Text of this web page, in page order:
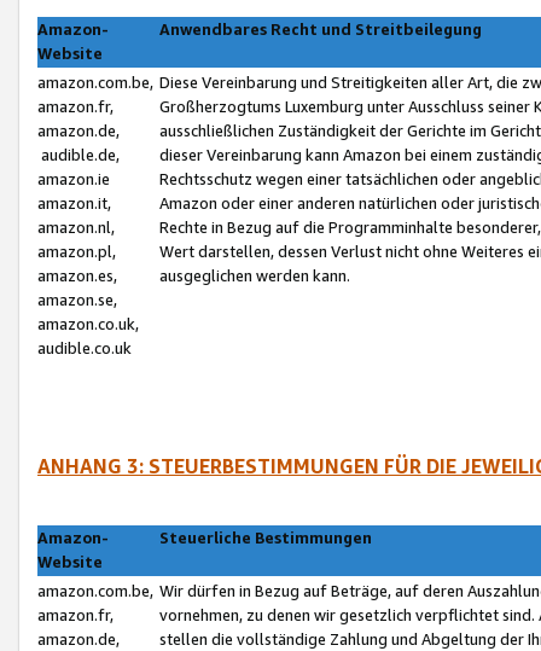
Amazon-
Website
Anwendbares Recht und Streitbeilegung
amazon.com.be,
amazon.fr,
amazon.de,
audible.de,
amazon.ie
amazon.it,
amazon.nl,
amazon.pl,
amazon.es,
amazon.se,
amazon.co.uk,
audible.co.uk
Diese Vereinbarung und Streitigkeiten aller Art, die
Großherzogtums Luxemburg unter Ausschluss
ausschließlichen Zuständigkeit der Gerichte im
dieser Vereinbarung kann Amazon bei einem
Rechtsschutz wegen einer tatsächlichen oder
Amazon oder einer anderen natürlichen oder
Rechte in Bezug auf die Programminhalte
Wert darstellen, dessen Verlust nicht ohne Weiteres
ausgeglichen werden kann.
ANHANG 3: STEUERBESTIMMUNGEN FÜR DIE
Amazon-
Website
Steuerliche Bestimmungen
amazon.com.be,
amazon.fr,
amazon.de,
Wir dürfen in Bezug auf Beträge, auf deren
vornehmen, zu denen wir gesetzlich verpflichtet
stellen die vollständige Zahlung und Abgeltung der